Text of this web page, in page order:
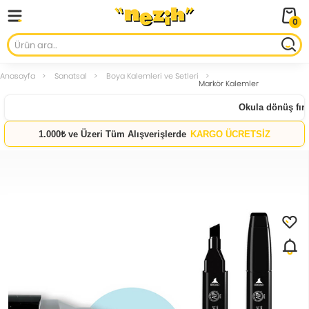
0
Anasayfa Sanatsal Boya Kalemleri ve Setleri
Markör Kalemler
Okula dönüş
1.000₺ ve Üzeri Tüm Alışverişlerde KARGO ÜCRETSİZ